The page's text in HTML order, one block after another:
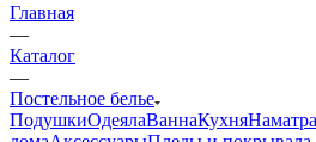
Главная
—
Каталог
—
Постельное белье
ПодушкиОдеялаВаннаКухня